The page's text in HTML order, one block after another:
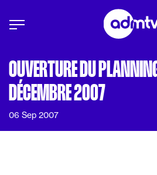
Aller au contenu principal
OUVERTURE DU
DÉCEMBRE 2007
06 Sep 2007
Panneau de gestion des cookies